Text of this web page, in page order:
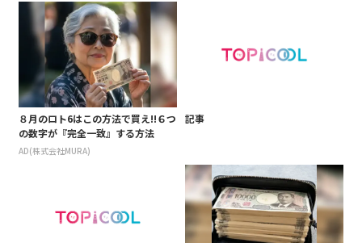
８月のロト6はこの方法で買え!!６つ
の数字が『完全一致』する方法
AD(株式会社MURA)
記事